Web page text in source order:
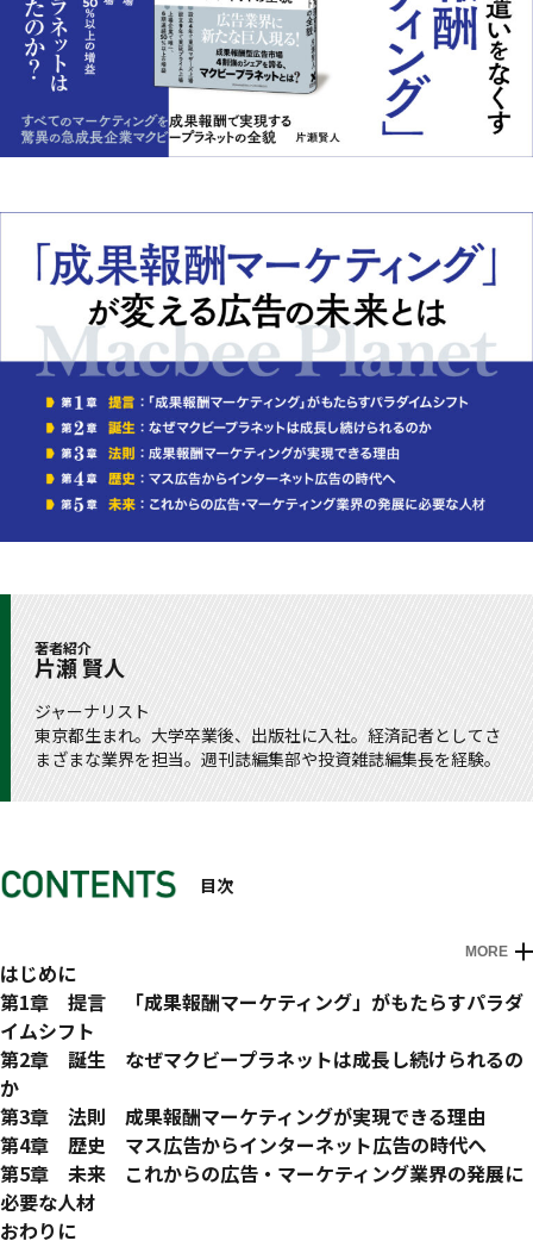
著者紹介
片瀬 賢人
ジャーナリスト
東京都生まれ。大学卒業後、出版社に入社。経済記者としてさ
まざまな業界を担当。週刊誌編集部や投資雑誌編集長を経験。
目次
MORE
はじめに
第1章 提言 「成果報酬マーケティング」がもたらすパラダ
イムシフト
成果が出なければ、報酬はいただきません
広告業界には〝ジレンマ〟がある
成果の見えないマーケティングは嫌われる
インターネット広告も選別される時代に
「成果報酬マーケティング」が広告業界を変えていく
成果報酬型で広告の価値を再定義する
広告業界を超えた「マーケティング革命」へ
第2章 誕生 なぜマクビープラネットは成長し続けられるの
か
マクビープラネットの誕生
株式上場への意思
公認会計士出身者の経営参画
入社後に味わった〝絶望〟
上場後の社長交代
第3章 法則 成果報酬マーケティングが実現できる理由
成果報酬型広告の市場規模
LTVマーケティングとは何か
成果報酬型広告にLTVを取り入れる
マーケティングの意識をシフトする
第4章 歴史 マス広告からインターネット広告の時代へ
社会を動かす広告の力
戦後の広告
戦後の広告業界
第5章 未来 これからの広告・マーケティング業界の発展に
必要な人材
日本の広告マーケットを読み解く
おわりに